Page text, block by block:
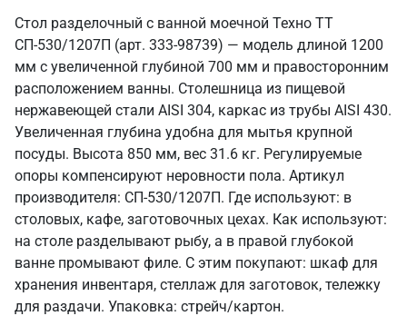
Стол разделочный с ванной моечной Техно ТТ
СП-530/1207П (арт. 333-98739) — модель длиной 1200
мм с увеличенной глубиной 700 мм и правосторонним
расположением ванны. Столешница из пищевой
нержавеющей стали AISI 304, каркас из трубы AISI 430.
Увеличенная глубина удобна для мытья крупной
посуды. Высота 850 мм, вес 31.6 кг. Регулируемые
опоры компенсируют неровности пола. Артикул
производителя: СП-530/1207П. Где используют: в
столовых, кафе, заготовочных цехах. Как используют:
на столе разделывают рыбу, а в правой глубокой
ванне промывают филе. С этим покупают: шкаф для
хранения инвентаря, стеллаж для заготовок, тележку
для раздачи. Упаковка: стрейч/картон.